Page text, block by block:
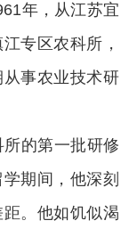
年，从江苏宜
专区农科所，
事农业技术研
的第一批研修
期间，他深刻
。他如饥似渴